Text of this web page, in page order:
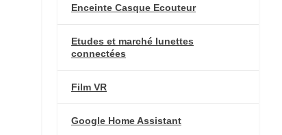
Enceinte Casque Ecouteur
Etudes et marché lunettes
connectées
Film VR
Google Home Assistant